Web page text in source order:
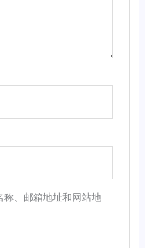
、邮箱地址和网站地